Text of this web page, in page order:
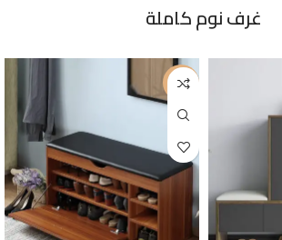
غرف نوم كاملة
-25%